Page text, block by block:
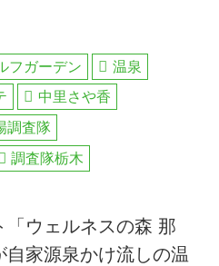
フガーデン
温泉
中里さや香
調査隊
調査隊栃木
「ウェルネスの森 那
家源泉かけ流しの温